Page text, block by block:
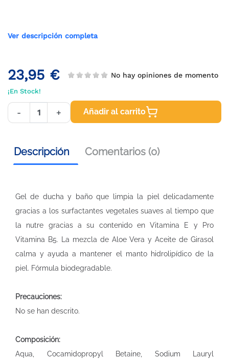
Ver descripción completa
23,95 € No hay opiniones de momento
¡En Stock!
- + Añadir al carrito
Descripción Comentarios (0)
Gel de ducha y baño que limpia la piel delicadamente
gracias a los surfactantes vegetales suaves al tiempo que
la nutre gracias a su contenido en Vitamina E y Pro
Vitamina B5. La mezcla de Aloe Vera y Aceite de Girasol
calma y ayuda a mantener el manto hidrolipídico de la
piel. Fórmula biodegradable.
Precauciones:
No se han descrito.
Composición:
Aqua, Cocamidopropyl Betaine, Sodium Lauryl